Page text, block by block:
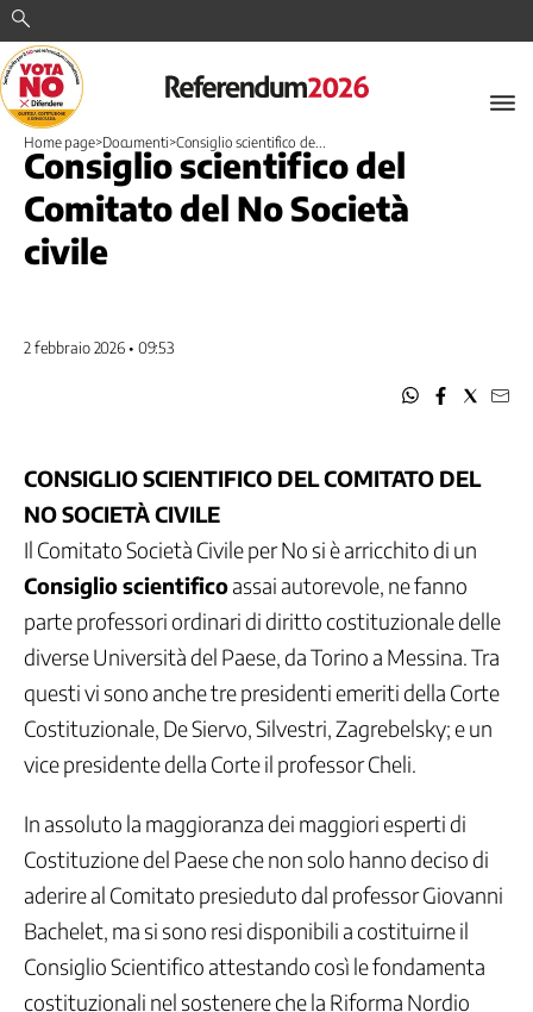
Cerca
Home page>Documenti>Consiglio scientifico de...
Consiglio scientifico del
Comitato del No Società
civile
2 febbraio 2026 • 09:53
CONSIGLIO SCIENTIFICO DEL COMITATO DEL
NO SOCIETÀ CIVILE
Il Comitato Società Civile per No si è arricchito di un
Consiglio scientificoassai autorevole, ne fanno
parte professori ordinari di diritto costituzionale delle
diverse Università del Paese, da Torino a Messina. Tra
questi vi sono anche tre presidenti emeriti della Corte
Costituzionale, De Siervo, Silvestri, Zagrebelsky; e un
vice presidente della Corte il professor Cheli.
In assoluto la maggioranza dei maggiori esperti di
Costituzione del Paese che non solo hanno deciso di
aderire al Comitato presieduto dal professor Giovanni
Bachelet, ma si sono resi disponibili a costituirne il
Consiglio Scientifico attestando così le fondamenta
costituzionali nel sostenere che la Riforma Nordio